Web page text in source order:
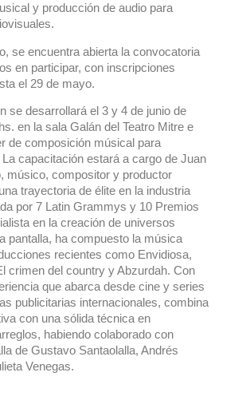
y producción de audio para
se encuentra abierta la convocatoria
en participar, con inscripciones
el 29 de mayo.
se desarrollará el 3 y 4 de junio de
en la sala Galán del Teatro Mitre e
de composición músical para
capacitación estará a cargo de Juan
músico, compositor y productor
trayectoria de élite en la industria
por 7 Latin Grammys y 10 Premios
en la creación de universos
pantalla, ha compuesto la música
recientes como Envidiosa,
crimen del country y Abzurdah. Con
que abarca desde cine y series
publicitarias internacionales, combina
con una sólida técnica en
habiendo colaborado con
de Gustavo Santaolalla, Andrés
Venegas.